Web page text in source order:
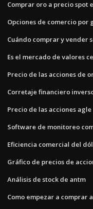
Comprar oro a precio spot
Opciones de comercio por
Cuándo comprar y vender
Es el mercado de valores
Precio de las acciones de
Corretaje financiero
Precio de las acciones agle
Software de monitoreo
Eficiencia comercial del
Gráfico de precios de
Análisis de stock de antm
Como empezar a comprar